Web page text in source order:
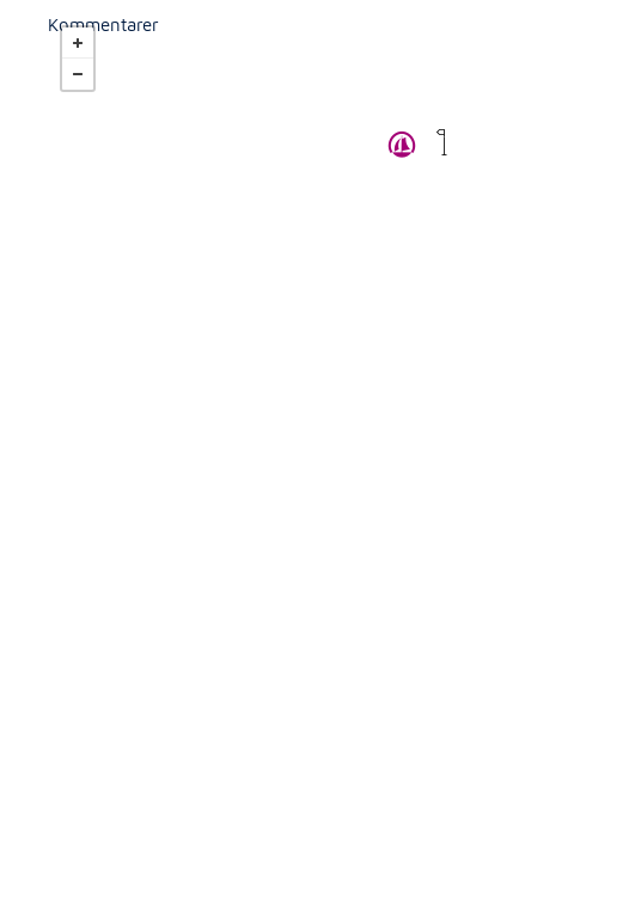
Kommentarer